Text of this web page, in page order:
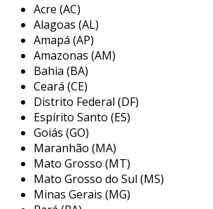
pequenas máquinas, utilizadas em
pequenas empresas, até grandes
automatizados, usados em fábricas de
porte. o desenvolvimento de um projeto
máquina industrial também inclui
considerações sobre o material a ser
a viabilidade de produção, os custos, a
ergonomia e a manutenção do
principais etapas do projeto de
máquinas industriais
o processo de planejamento e execução
Acre (AC)
Alagoas (AL)
Amapá (AP)
Amazonas (AM)
Bahia (BA)
Ceará (CE)
Distrito Federal (DF)
Espírito Santo (ES)
Goiás (GO)
Maranhão (MA)
Mato Grosso (MT)
Mato Grosso do Sul (MS)
Minas Gerais (MG)